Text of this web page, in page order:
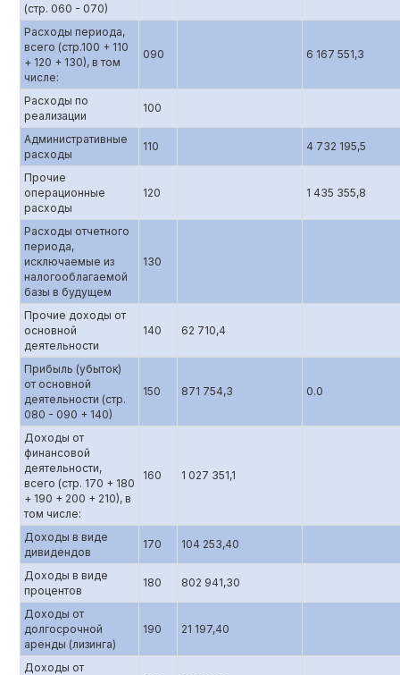
(стр. 060 - 070)
Расходы периода,
всего (стр.100 + 110
+ 120 + 130), в том
числе:
090 6 167 551,3
Расходы по
реализации
100
Административные
расходы
110 4 732 195,5
Прочие
операционные
расходы
120 1 435 355,8
Расходы отчетного
периода,
исключаемые из
налогооблагаемой
базы в будущем
130
Прочие доходы от
основной
деятельности
140 62 710,4
Прибыль (убыток)
от основной
деятельности (стр.
080 - 090 + 140)
150 871 754,3 0.0
Доходы от
финансовой
деятельности,
всего (стр. 170 + 180
+ 190 + 200 + 210), в
том числе:
160 1 027 351,1
Доходы в виде
дивидендов
170 104 253,40
Доходы в виде
процентов
180 802 941,30
Доходы от
долгосрочной
аренды (лизинга)
190 21 197,40
Доходы от